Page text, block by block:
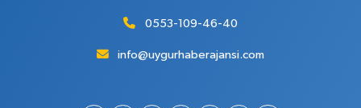
0553-109-46-40
info@uygurhaberajansi.com